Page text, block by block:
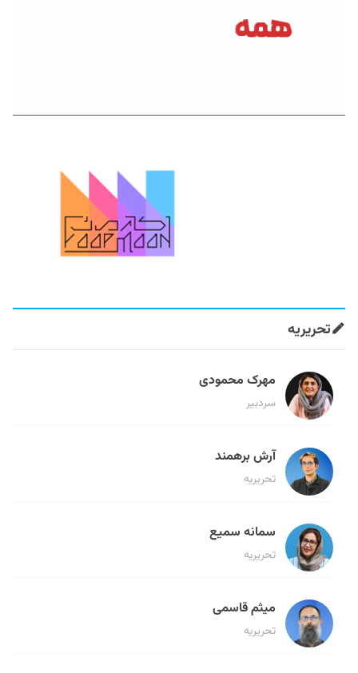
تحریریه
مهرک محمودی
سردبیر
آرش برهمند
تحریریه
سمانه سمیع
تحریریه
میثم قاسمی
تحریریه